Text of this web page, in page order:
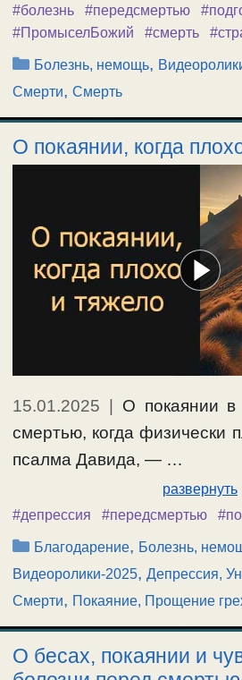
#болезнь
#передсмертью
#ПромыселБожий
#смерть
Рубрики
Болезнь, немощь,
Смерти, Смерть
О покаянии, когда
15.01.2025
О покаянии
смертью, когда физически
псалма Давида, — …
развернуть
#депрессия
#передсмертью
Рубрики
Благодарение, Болезнь,
Видеоролики-2025, Депрессия,
Смерти, Покаяние, Прощение
О бесах, покаянии и